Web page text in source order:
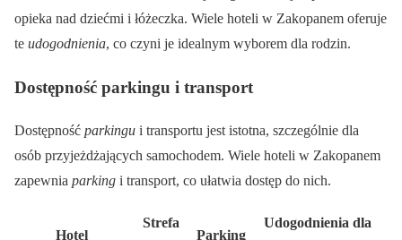
opieka nad dziećmi i łóżeczka. Wiele hoteli w Zakopanem oferuje
te udogodnienia, co czyni je idealnym wyborem dla rodzin.
Dostępność parkingu i transport
Dostępność parkingu i transportu jest istotna, szczególnie dla
osób przyjeżdżających samochodem. Wiele hoteli w Zakopanem
zapewnia parking i transport, co ułatwia dostęp do nich.
Hotel
Strefa
Parking
Udogodnienia dla